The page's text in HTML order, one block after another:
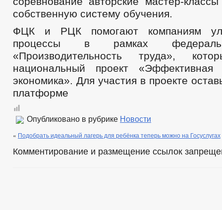
собственную систему обучения.
ФЦК и РЦК помогают компаниям
процессы в рамках
«Производительность труда»,
национальный проект «Эффективная
экономика». Для участия в проекте
платформе
Опубликовано в рубрике Новости
« Подобрать идеальный лагерь для ребёнка теперь можно на Госуслугах
Комментирование и размещение ссылок